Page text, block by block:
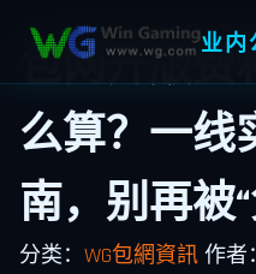
业
包网开版费
么算？一线
南，别再被
分类： WG包網資訊 作者